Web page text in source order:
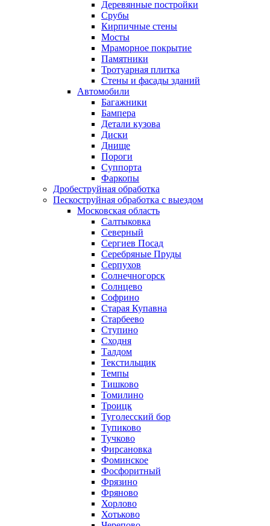
Деревянные постройки
Срубы
Кирпичные стены
Мосты
Мраморное покрытие
Памятники
Тротуарная плитка
Стены и фасады зданий
Автомобили
Багажники
Бампера
Детали кузова
Диски
Днище
Пороги
Суппорта
Фаркопы
Дробеструйная обработка
Пескоструйная обработка с выездом
Московская область
Салтыковка
Северный
Сергиев Посад
Серебряные Пруды
Серпухов
Солнечногорск
Солнцево
Софрино
Старая Купавна
Старбеево
Ступино
Сходня
Талдом
Текстильщик
Темпы
Тишково
Томилино
Троицк
Туголесский бор
Тупиково
Тучково
Фирсановка
Фоминское
Фосфоритный
Фрязино
Фряново
Хорлово
Хотьково